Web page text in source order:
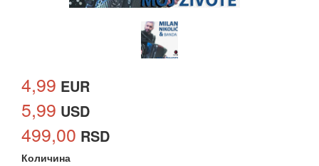
4,99 EUR
5,99 USD
499,00 RSD
Количина